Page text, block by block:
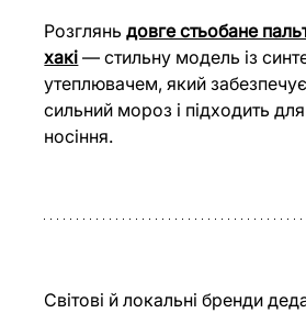
Розглянь довге стьобане
хакі — стильну модель із
утеплювачем, який
сильний мороз і підходить
носіння.
Світові й локальні бренди